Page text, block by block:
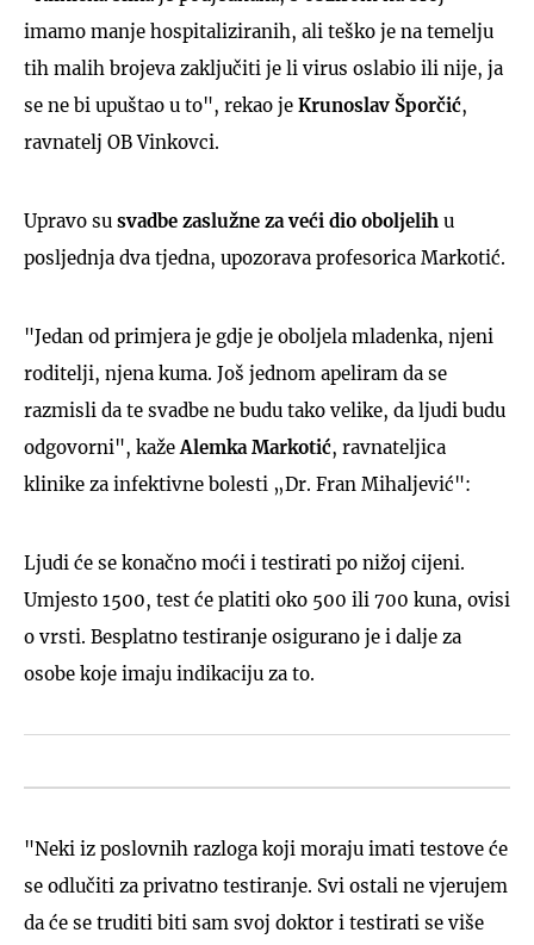
imamo manje hospitaliziranih, ali teško je na temelju
tih malih brojeva zaključiti je li virus oslabio ili nije, ja
se ne bi upuštao u to", rekao je Krunoslav Šporčić,
ravnatelj OB Vinkovci.
Upravo su svadbe zaslužne za veći dio oboljelih u
posljednja dva tjedna, upozorava profesorica Markotić.
"Jedan od primjera je gdje je oboljela mladenka, njeni
roditelji, njena kuma. Još jednom apeliram da se
razmisli da te svadbe ne budu tako velike, da ljudi budu
odgovorni", kaže Alemka Markotić, ravnateljica
klinike za infektivne bolesti „Dr. Fran Mihaljević":
Ljudi će se konačno moći i testirati po nižoj cijeni.
Umjesto 1500, test će platiti oko 500 ili 700 kuna, ovisi
o vrsti. Besplatno testiranje osigurano je i dalje za
osobe koje imaju indikaciju za to.
"Neki iz poslovnih razloga koji moraju imati testove će
se odlučiti za privatno testiranje. Svi ostali ne vjerujem
da će se truditi biti sam svoj doktor i testirati se više